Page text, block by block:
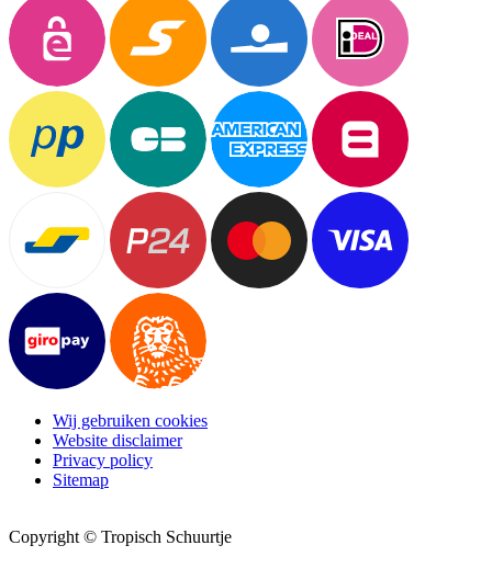
Wij gebruiken cookies
Website disclaimer
Privacy policy
Sitemap
Copyright © Tropisch Schuurtje